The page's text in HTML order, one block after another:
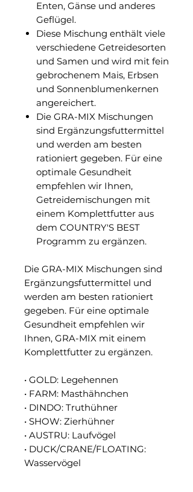
Enten, Gänse und anderes
Geflügel.
Diese Mischung enthält viele
verschiedene Getreidesorten
und Samen und wird mit fein
gebrochenem Mais, Erbsen
und Sonnenblumenkernen
angereichert.
Die GRA-MIX Mischungen
sind Ergänzungsfuttermittel
und werden am besten
rationiert gegeben. Für eine
optimale Gesundheit
empfehlen wir Ihnen,
Getreidemischungen mit
einem Komplettfutter aus
dem COUNTRY'S BEST
Programm zu ergänzen.
Die GRA-MIX Mischungen sind
Ergänzungsfuttermittel und
werden am besten rationiert
gegeben. Für eine optimale
Gesundheit empfehlen wir
Ihnen, GRA-MIX mit einem
Komplettfutter zu ergänzen.
• GOLD: Legehennen
• FARM: Masthähnchen
• DINDO: Truthühner
• SHOW: Zierhühner
• AUSTRU: Laufvögel
• DUCK/CRANE/FLOATING:
Wasservögel